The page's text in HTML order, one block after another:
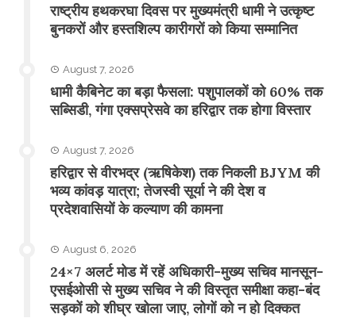
राष्ट्रीय हथकरघा दिवस पर मुख्यमंत्री धामी ने उत्कृष्ट
बुनकरों और हस्तशिल्प कारीगरों को किया सम्मानित
August 7, 2026
​धामी कैबिनेट का बड़ा फैसला: पशुपालकों को 60% तक
सब्सिडी, गंगा एक्सप्रेसवे का हरिद्वार तक होगा विस्तार
August 7, 2026
​हरिद्वार से वीरभद्र (ऋषिकेश) तक निकली BJYM की
भव्य कांवड़ यात्रा; तेजस्वी सूर्या ने की देश व
प्रदेशवासियों के कल्याण की कामना
August 6, 2026
24×7 अलर्ट मोड में रहें अधिकारी-मुख्य सचिव मानसून-
एसईओसी से मुख्य सचिव ने की विस्तृत समीक्षा कहा-बंद
सड़कों को शीघ्र खोला जाए, लोगों को न हो दिक्कत